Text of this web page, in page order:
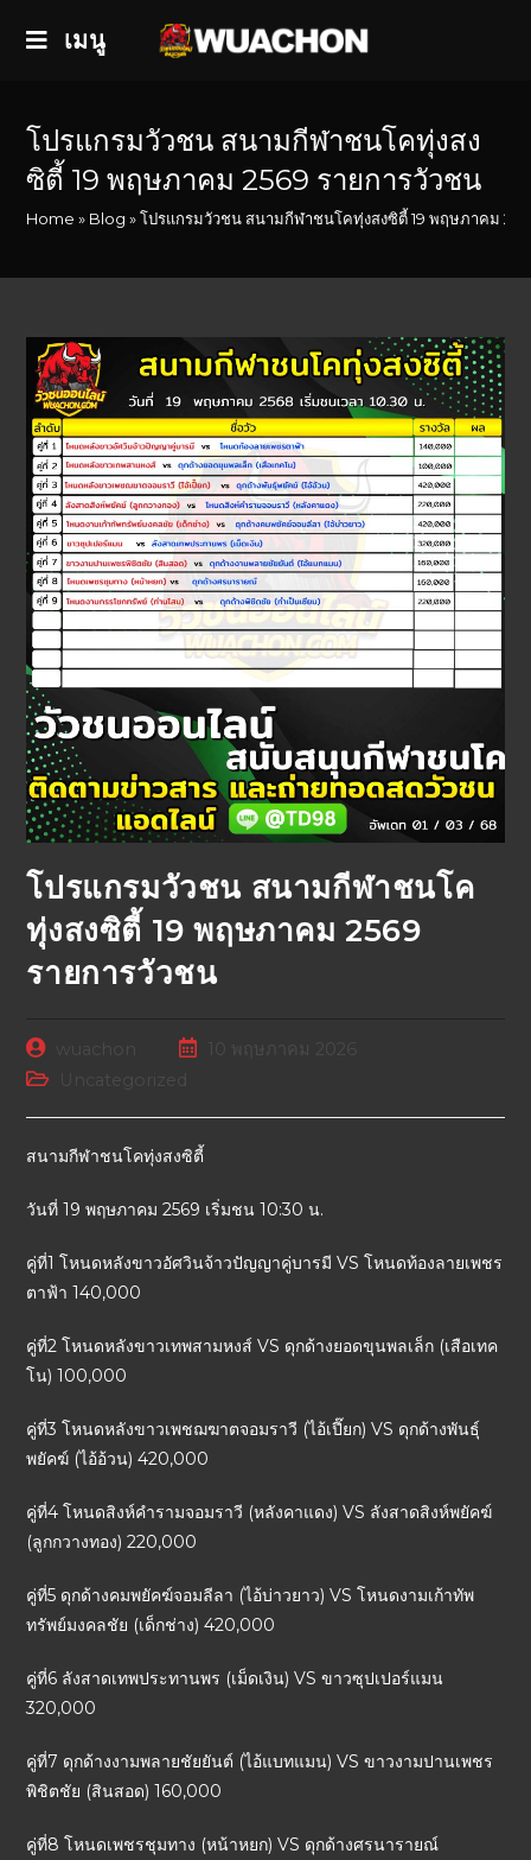
เมนู
โปรแกรมวัวชน สนามกีฬาชนโคทุ่งสง
ซิตี้ 19 พฤษภาคม 2569 รายการวัวชน
Home » Blog »โปรแกรมวัวชน สนามกีฬาชนโคทุ่งสงซิตี้ 19 พฤษภาคม
โปรแกรมวัวชน สนามกีฬาชนโค
ทุ่งสงซิตี้ 19 พฤษภาคม 2569
รายการวัวชน
10 พฤษภาคม 2026
Uncategorized
สนามกีฬาชนโคทุ่งสงซิตี้
วันที่ 19 พฤษภาคม 2569 เริ่มชน 10:30 น.
คู่ที่1 โหนดหลังขาวอัศวินจ้าวปัญญาคู่บารมี VS โหนดท้องลายเพชร
ตาฟ้า 140,000
คู่ที่2 โหนดหลังขาวเทพสามหงส์ VS ดุกด้างยอดขุนพลเล็ก (เสือเทค
โน) 100,000
คู่ที่3 โหนดหลังขาวเพชฌฆาตจอมราวี (ไอ้เปี๊ยก) VS ดุกด้างพันธุ์
พยัคฆ์ (ไอ้อ้วน) 420,000
คู่ที่4 โหนดสิงห์คำรามจอมราวี (หลังคาแดง) VS ลังสาดสิงห์พยัคฆ์
(ลูกกวางทอง) 220,000
คู่ที่5 ดุกด้างคมพยัคฆ์จอมลีลา (ไอ้บ่าวยาว) VS โหนดงามเก้าทัพ
ทรัพย์มงคลชัย (เด็กช่าง) 420,000
คู่ที่6 ลังสาดเทพประทานพร (เม็ดเงิน) VS ขาวซุปเปอร์แมน
320,000
คู่ที่7 ดุกด้างงามพลายชัยยันต์ (ไอ้แบทแมน) VS ขาวงามปานเพชร
พิชิตชัย (สินสอด) 160,000
คู่ที่8 โหนดเพชรชุมทาง (หน้าหยก) VS ดุกด้างศรนารายณ์